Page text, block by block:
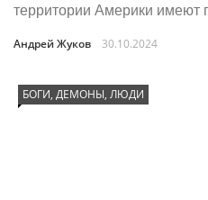
территории Америки имеют
Андрей Жуков 30.10.2024
БОГИ, ДЕМОНЫ, ЛЮДИ